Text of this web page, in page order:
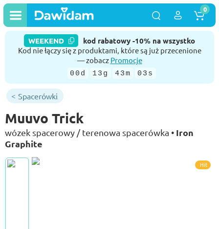
WEEKEND kod rabatowy -10% na wszystko
Kod nie łączy się z produktami, które są już przecenione
— zobacz Promocje
00d 13g 43m 02s
0
Spacerówki
Muuvo Trick
wózek spacerowy / terenowa spacerówka • Iron
Graphite
Hit